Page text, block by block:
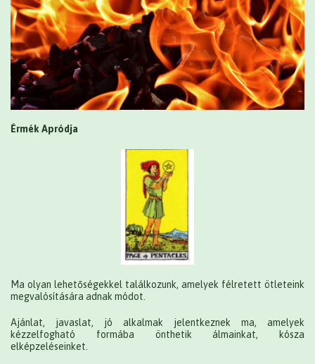
Érmék Apródja
Ma olyan lehetőségekkel találkozunk, amelyek félretett ötleteink
megvalósítására adnak módot.
Ajánlat, javaslat, jó alkalmak jelentkeznek ma, amelyek
kézzelfogható formába önthetik álmainkat, kósza
elképzeléseinket.